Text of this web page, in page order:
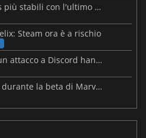
Palworld: Sunreach e boss più stabili con l'ultimo update
Steam ora è a rischio
Le mappe dei malware e un attacco a Discord hanno colpito Meccha Chameleon
PlayStation Network in tilt durante la beta di Marvel Tōkon